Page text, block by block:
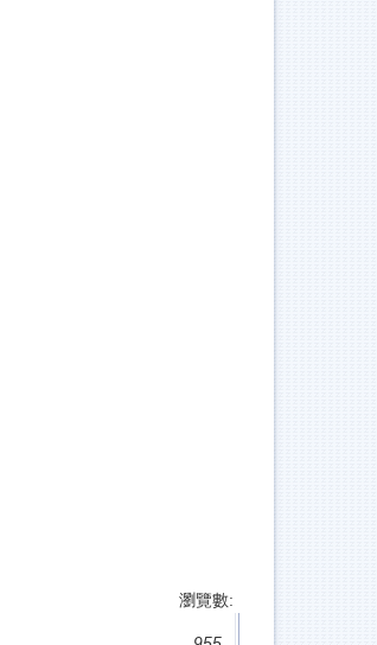
瀏覽數: